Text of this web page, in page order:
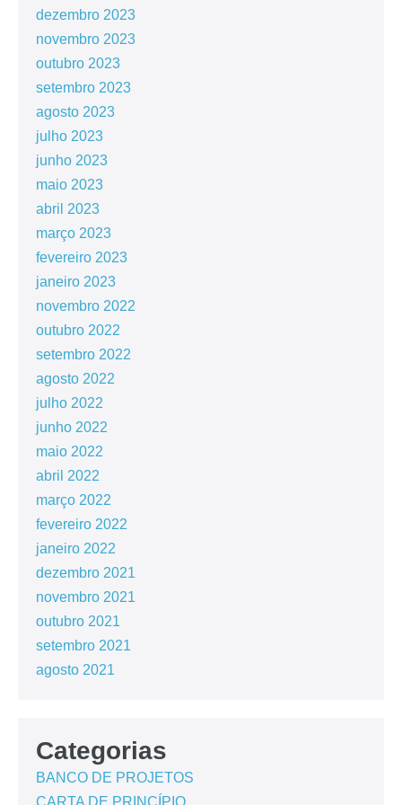
dezembro 2023
novembro 2023
outubro 2023
setembro 2023
agosto 2023
julho 2023
junho 2023
maio 2023
abril 2023
março 2023
fevereiro 2023
janeiro 2023
novembro 2022
outubro 2022
setembro 2022
agosto 2022
julho 2022
junho 2022
maio 2022
abril 2022
março 2022
fevereiro 2022
janeiro 2022
dezembro 2021
novembro 2021
outubro 2021
setembro 2021
agosto 2021
Categorias
BANCO DE PROJETOS
CARTA DE PRINCÍPIO